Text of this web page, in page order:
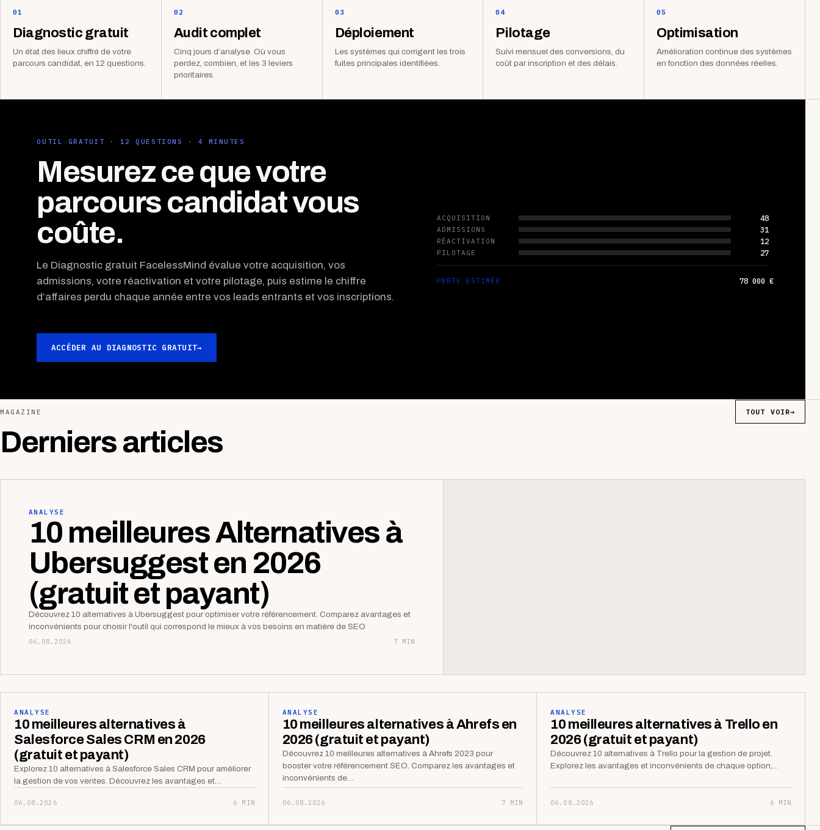
01
Diagnostic gratuit
Un état des lieux chiffré de votre
parcours candidat, en 12 questions.
02
Audit complet
Cinq jours d’analyse. Où vous
perdez, combien, et les 3 leviers
prioritaires.
03
Déploiement
Les systèmes qui corrigent les trois
fuites principales identifiées.
04
Pilotage
Suivi mensuel des conversions, du
coût par inscription et des délais.
05
Optimisation
Amélioration continue des systèmes
en fonction des données réelles.
OUTIL GRATUIT · 12 QUESTIONS · 4 MINUTES
Mesurez ce que votre
parcours candidat vous
coûte.
Le Diagnostic gratuit FacelessMind évalue votre acquisition, vos
admissions, votre réactivation et votre pilotage, puis estime le chiffre
d’affaires perdu chaque année entre vos leads entrants et vos inscriptions.
ACCÉDER AU DIAGNOSTIC GRATUIT→
ACQUISITION 48
ADMISSIONS 31
RÉACTIVATION 12
PILOTAGE 27
PERTE ESTIMÉE 78 000 €
MAGAZINE
Derniers articles
TOUT VOIR→
ANALYSE
10 meilleures Alternatives à
Ubersuggest en 2026
(gratuit et payant)
Découvrez 10 alternatives à Ubersuggest pour optimiser votre référencement. Comparez avantages et
inconvénients pour choisir l'outil qui correspond le mieux à vos besoins en matière de SEO
06.08.2026 7 MIN
ANALYSE
10 meilleures alternatives à
Salesforce Sales CRM en 2026
(gratuit et payant)
Explorez 10 alternatives à Salesforce Sales CRM pour améliorer
la gestion de vos ventes. Découvrez les avantages et…
06.08.2026 6 MIN
ANALYSE
10 meilleures alternatives à Ahrefs en
2026 (gratuit et payant)
Découvrez 10 meilleures alternatives à Ahrefs 2023 pour
booster votre référencement SEO. Comparez les avantages et
inconvénients de…
06.08.2026 7 MIN
ANALYSE
10 meilleures alternatives à Trello en
2026 (gratuit et payant)
Découvrez 10 alternatives à Trello pour la gestion de projet.
Explorez les avantages et inconvénients de chaque option,…
06.08.2026 6 MIN